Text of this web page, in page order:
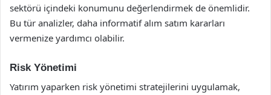
sektörü içindeki konumunu değerlendirmek de önemlidir.
Bu tür analizler, daha informatif alım satım kararları
vermenize yardımcı olabilir.
Risk Yönetimi
Yatırım yaparken risk yönetimi stratejilerini uygulamak,